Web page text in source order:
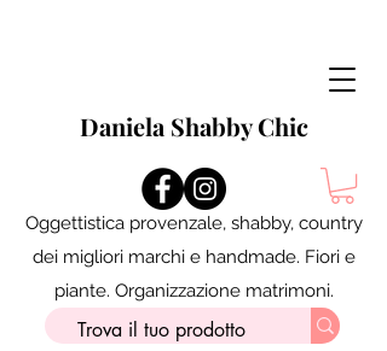
Daniela Shabby Chic
Oggettistica provenzale, shabby, country
dei migliori marchi e handmade. Fiori e
piante. Organizzazione matrimoni.